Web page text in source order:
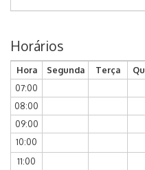
Horários
Hora Segunda Terça
07:00
08:00
09:00
10:00
11:00